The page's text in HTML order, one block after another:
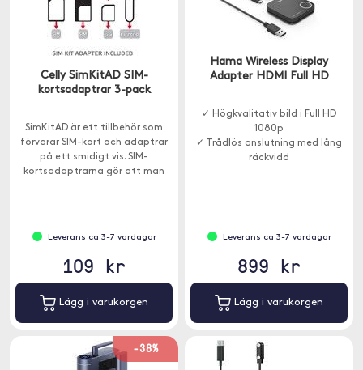
Celly SimKitAD SIM-
kortsadaptrar 3-pack
SimKitAD är ett tillbehör som
förvarar SIM-kort och adaptrar
på ett smidigt vis. SIM-
kortsadaptrarna gör att man
Leverans ca 3-7 vardagar
109 kr
Lägg i varukorgen
Hama Wireless Display
Adapter HDMI Full HD
✓ Högkvalitativ bild i Full HD
1080p
✓ Trådlös anslutning med lång
räckvidd
Leverans ca 3-7 vardagar
899 kr
Lägg i varukorgen
-38%